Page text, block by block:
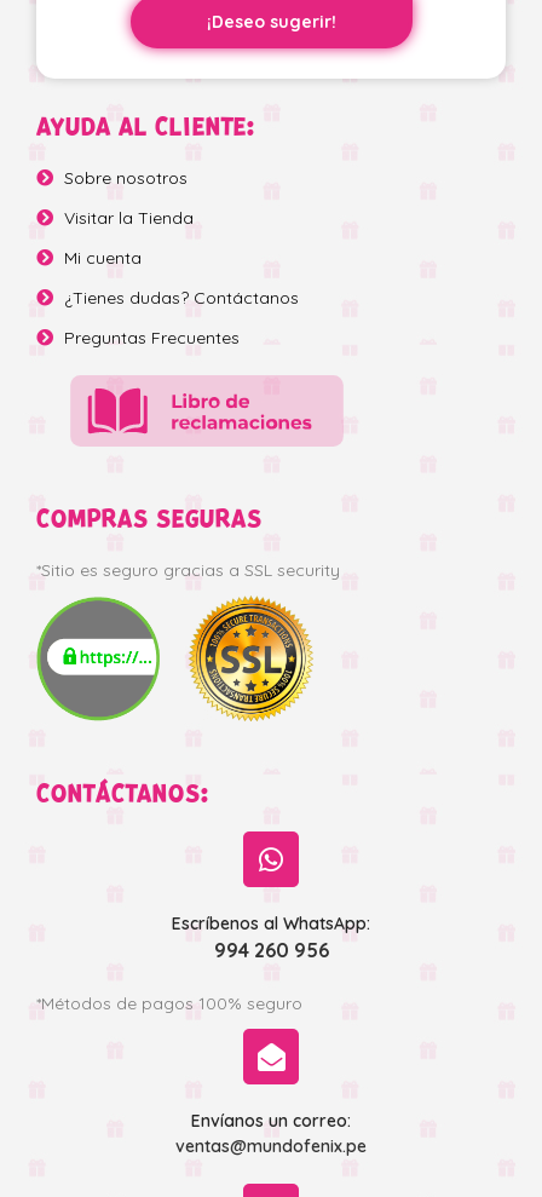
¡Deseo sugerir!
AYUDA AL CLIENTE:
Sobre nosotros
Visitar la Tienda
Mi cuenta
¿Tienes dudas? Contáctanos
Preguntas Frecuentes
COMPRAS SEGURAS
*Sitio es seguro gracias a SSL security
CONTÁCTANOS:
Escríbenos al WhatsApp:
994 260 956
*Métodos de pagos 100% seguro
Envíanos un correo:
ventas@mundofenix.pe